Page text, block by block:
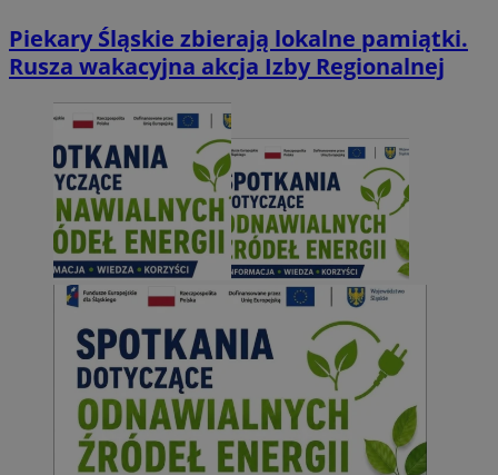
Piekary Śląskie zbierają lokalne pamiątki.
Rusza wakacyjna akcja Izby Regionalnej